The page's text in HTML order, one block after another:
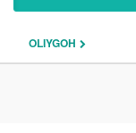
OLIYGOH